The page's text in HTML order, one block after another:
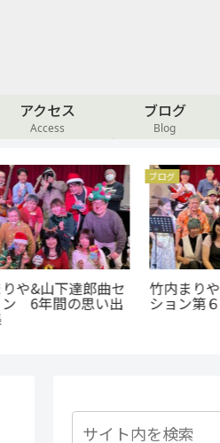
アクセス
Access
ブログ
Blog
ブログ
竹内まりや&山下達郎セッ
ション第６８回：最終回
イ